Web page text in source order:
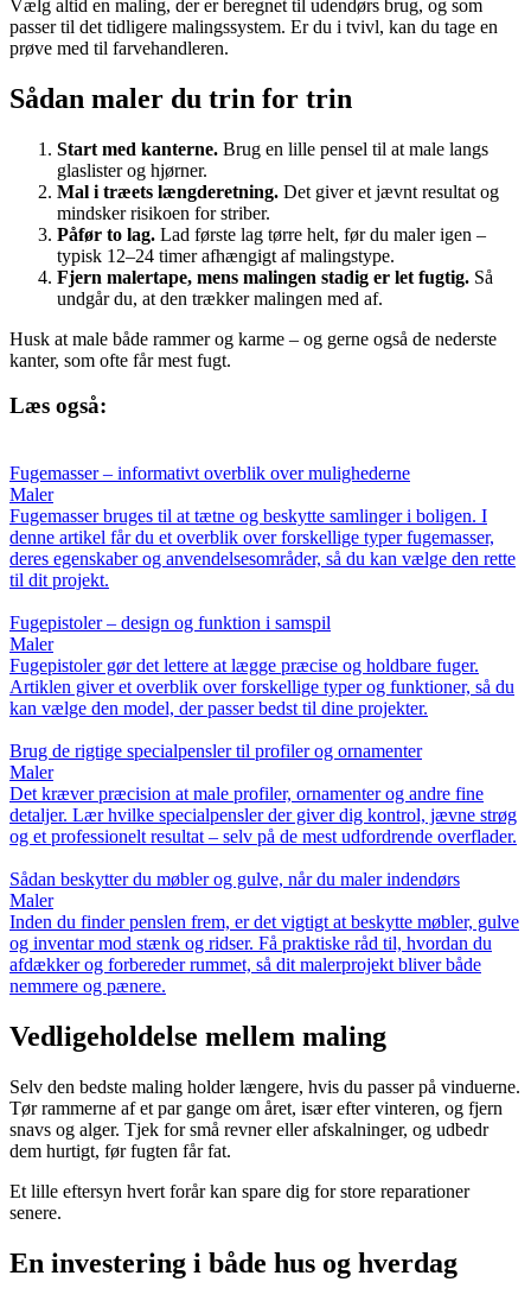
Vælg altid en maling, der er beregnet til udendørs brug, og som
passer til det tidligere malingssystem. Er du i tvivl, kan du tage en
prøve med til farvehandleren.
Sådan maler du trin for trin
Start med kanterne. Brug en lille pensel til at male langs
glaslister og hjørner.
Mal i træets længderetning. Det giver et jævnt resultat og
mindsker risikoen for striber.
Påfør to lag. Lad første lag tørre helt, før du maler igen –
typisk 12–24 timer afhængigt af malingstype.
Fjern malertape, mens malingen stadig er let fugtig. Så
undgår du, at den trækker malingen med af.
Husk at male både rammer og karme – og gerne også de nederste
kanter, som ofte får mest fugt.
Læs også:
Fugemasser – informativt overblik over mulighederne
Maler
Fugemasser bruges til at tætne og beskytte samlinger i boligen. I
denne artikel får du et overblik over forskellige typer fugemasser,
deres egenskaber og anvendelsesområder, så du kan vælge den rette
til dit projekt.
Fugepistoler – design og funktion i samspil
Maler
Fugepistoler gør det lettere at lægge præcise og holdbare fuger.
Artiklen giver et overblik over forskellige typer og funktioner, så du
kan vælge den model, der passer bedst til dine projekter.
Brug de rigtige specialpensler til profiler og ornamenter
Maler
Det kræver præcision at male profiler, ornamenter og andre fine
detaljer. Lær hvilke specialpensler der giver dig kontrol, jævne strøg
og et professionelt resultat – selv på de mest udfordrende overflader.
Sådan beskytter du møbler og gulve, når du maler indendørs
Maler
Inden du finder penslen frem, er det vigtigt at beskytte møbler, gulve
og inventar mod stænk og ridser. Få praktiske råd til, hvordan du
afdækker og forbereder rummet, så dit malerprojekt bliver både
nemmere og pænere.
Vedligeholdelse mellem maling
Selv den bedste maling holder længere, hvis du passer på vinduerne.
Tør rammerne af et par gange om året, især efter vinteren, og fjern
snavs og alger. Tjek for små revner eller afskalninger, og udbedr
dem hurtigt, før fugten får fat.
Et lille eftersyn hvert forår kan spare dig for store reparationer
senere.
En investering i både hus og hverdag